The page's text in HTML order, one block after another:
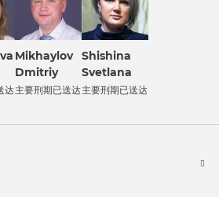
达
Mikhaylov
Dmitriy
主要刑期已送达
Shishina
Svetlana
主要刑期已送达